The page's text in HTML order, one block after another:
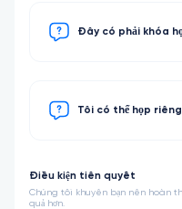
Đây có phải khóa
Tôi có thể họp
Điều kiện tiên quyết
Chúng tôi khuyên bạn nên hoàn
quả hơn.